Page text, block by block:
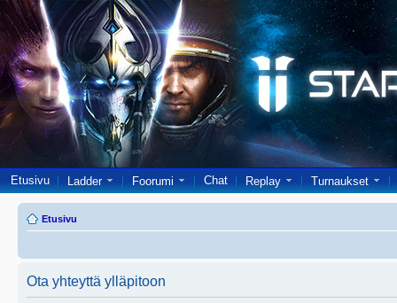
Etusivu Ladder Foorumi Chat Replay Turnaukset
Etusivu
Ota yhteyttä ylläpitoon